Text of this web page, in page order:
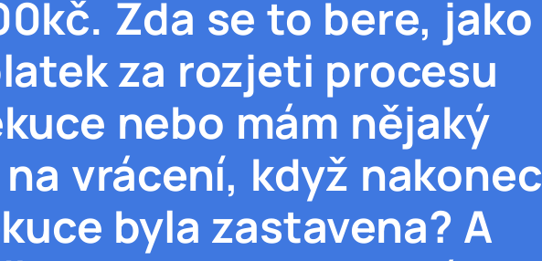
Zda se to bere, jako
za rozjeti procesu
nebo mám nějaký
vrácení, když nakonec
byla zastavena? A